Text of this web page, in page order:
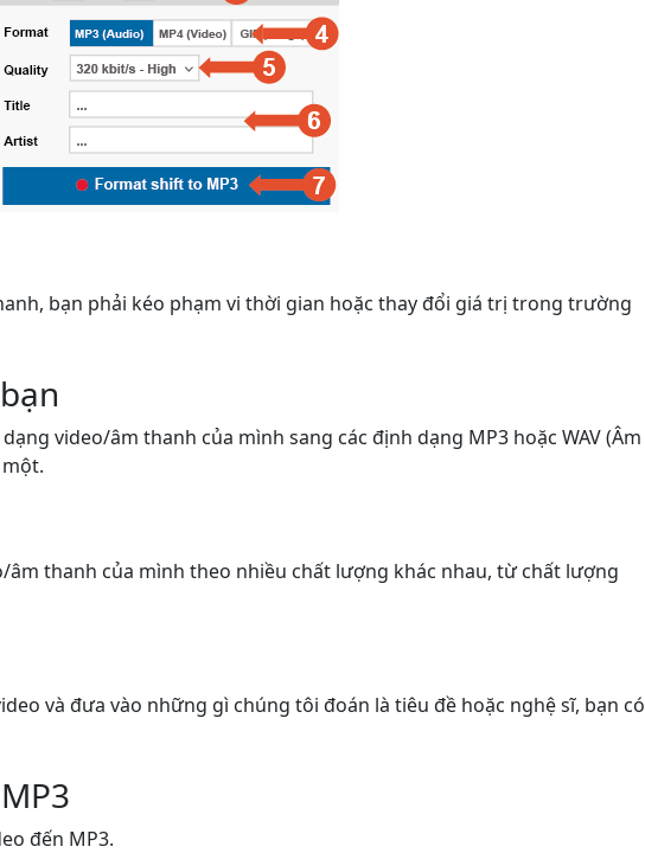
bạn phải kéo phạm vi thời gian hoặc thay đổi giá trị trong trường
video/âm thanh của mình sang các định dạng MP3 hoặc WAV (Âm
âm thanh của mình theo nhiều chất lượng khác nhau, từ chất lượng
và đưa vào những gì chúng tôi đoán là tiêu đề hoặc nghệ sĩ, bạn có
đến MP3.